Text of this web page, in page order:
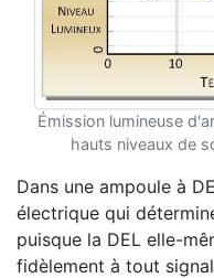
Émission lumineuse
hauts niveaux de
Dans une ampoule à
électrique qui
puisque la DEL elle-
fidèlement à tout